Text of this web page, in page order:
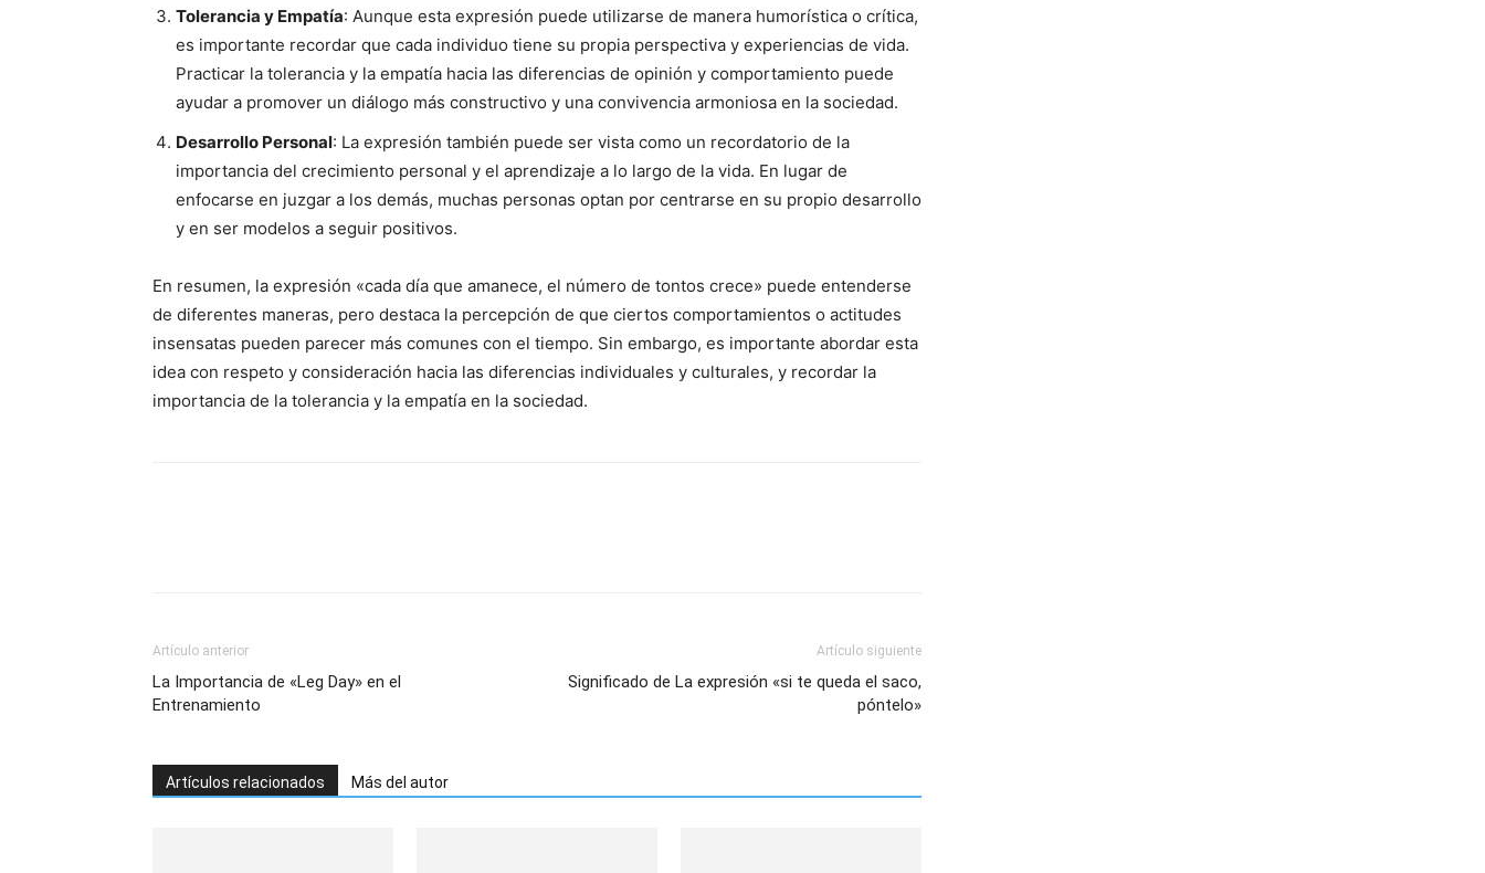
Tolerancia y Empatía: Aunque esta expresión puede utilizarse de manera humorística o crítica,
es importante recordar que cada individuo tiene su propia perspectiva y experiencias de vida.
Practicar la tolerancia y la empatía hacia las diferencias de opinión y comportamiento puede
ayudar a promover un diálogo más constructivo y una convivencia armoniosa en la sociedad.
Desarrollo Personal: La expresión también puede ser vista como un recordatorio de la
importancia del crecimiento personal y el aprendizaje a lo largo de la vida. En lugar de
enfocarse en juzgar a los demás, muchas personas optan por centrarse en su propio desarrollo
y en ser modelos a seguir positivos.
En resumen, la expresión «cada día que amanece, el número de tontos crece» puede entenderse
de diferentes maneras, pero destaca la percepción de que ciertos comportamientos o actitudes
insensatas pueden parecer más comunes con el tiempo. Sin embargo, es importante abordar esta
idea con respeto y consideración hacia las diferencias individuales y culturales, y recordar la
importancia de la tolerancia y la empatía en la sociedad.
Artículo anterior
La Importancia de «Leg Day» en el
Entrenamiento
Artículo siguiente
Significado de La expresión «si te queda el saco,
póntelo»
Artículos relacionados Más del autor